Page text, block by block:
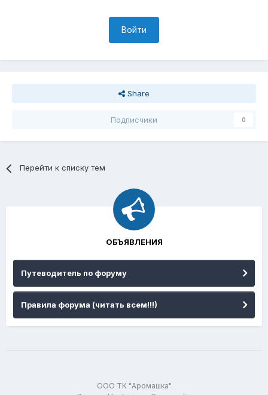
Войти
Share
Подписчики 0
Перейти к списку тем
ОБЪЯВЛЕНИЯ
Путеводитель по форуму
Правила форума (читать всем!!!)
ООО ТК "Аромашка"